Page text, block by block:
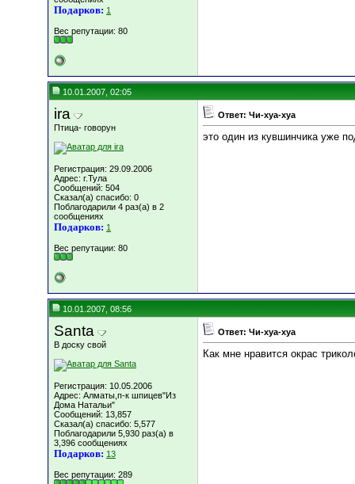
Подарков: 1
Вес репутации: 80
10.01.2007, 02:05
ira
Птица- говорун
Регистрация: 29.09.2006
Адрес: г.Тула
Сообщений: 504
Сказал(а) спасибо: 0
Поблагодарили 4 раз(а) в 2
сообщениях
Подарков: 1
Вес репутации: 80
Ответ: Чи-хуа-хуа
это один из кувшинчика уже
10.01.2007, 08:56
Santa
В доску свой
Регистрация: 10.05.2006
Адрес: Алматы,п-к шпицев"Из
Дома Натальи"
Сообщений: 13,857
Сказал(а) спасибо: 5,577
Поблагодарили 5,930 раз(а) в
3,396 сообщениях
Подарков: 13
Вес репутации: 289
Ответ: Чи-хуа-хуа
Как мне нравится окрас